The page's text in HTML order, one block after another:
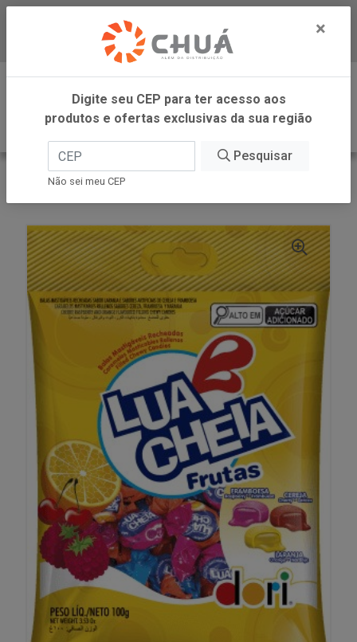
Baixe já nosso APP
0
INÍCIO
DORI -SM
×
Digite seu CEP para ter acesso aos
produtos e ofertas exclusivas da sua região
Pesquisar
Não sei meu CEP